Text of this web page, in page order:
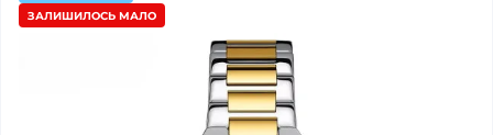
ЗАЛИШИЛОСЬ МАЛО